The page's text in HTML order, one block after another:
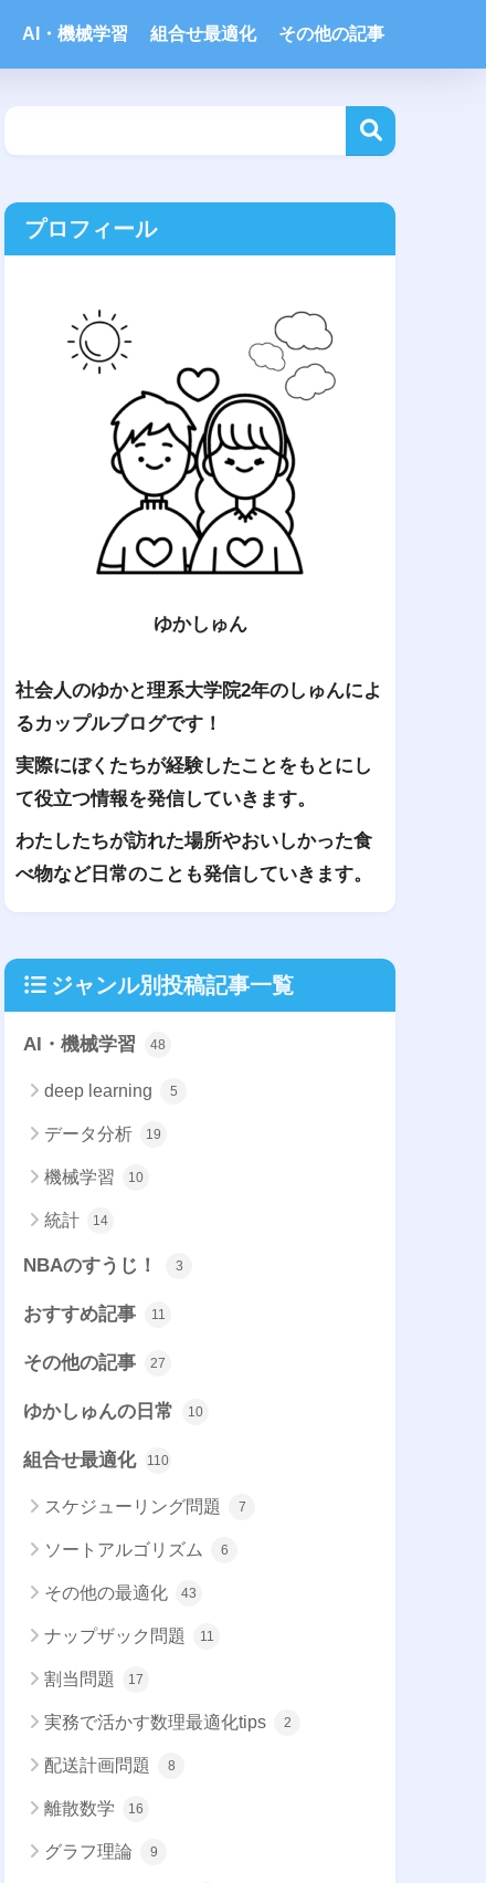
AI・機械学習 組合せ最適化 その他の記事
プロフィール
ゆかしゅん
社会人のゆかと理系大学院2年のしゅんによ
るカップルブログです！
実際にぼくたちが経験したことをもとにし
て役立つ情報を発信していきます。
わたしたちが訪れた場所やおいしかった食
べ物など日常のことも発信していきます。
ジャンル別投稿記事一覧
AI・機械学習 48
deep learning 5
データ分析 19
機械学習 10
統計 14
NBAのすうじ！ 3
おすすめ記事 11
その他の記事 27
ゆかしゅんの日常 10
組合せ最適化 110
スケジューリング問題 7
ソートアルゴリズム 6
その他の最適化 43
ナップザック問題 11
割当問題 17
実務で活かす数理最適化tips 2
配送計画問題 8
離散数学 16
グラフ理論 9